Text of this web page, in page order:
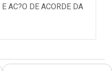
AC?O DE ACORDE DA